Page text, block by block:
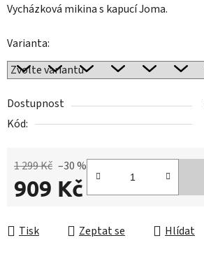
Vycházková mikina s kapucí Joma.
Varianta:
Dostupnost
Kód:
1 299 Kč –30 %
909 Kč
Tisk Zeptat se Hlídat